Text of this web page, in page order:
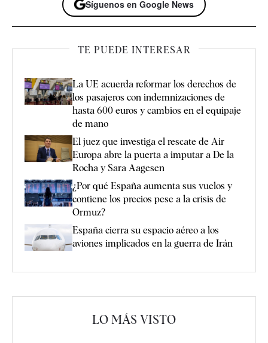
Síguenos en Google News
TE PUEDE INTERESAR
La UE acuerda reformar los derechos de
los pasajeros con indemnizaciones de
hasta 600 euros y cambios en el equipaje
de mano
El juez que investiga el rescate de Air
Europa abre la puerta a imputar a De la
Rocha y Sara Aagesen
¿Por qué España aumenta sus vuelos y
contiene los precios pese a la crisis de
Ormuz?
España cierra su espacio aéreo a los
aviones implicados en la guerra de Irán
LO MÁS VISTO